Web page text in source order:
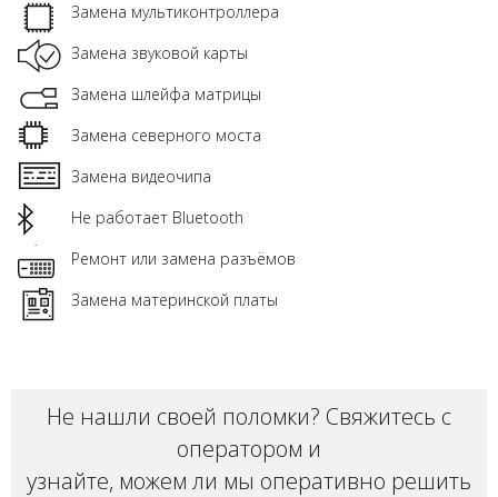
Замена мультиконтроллера
Замена звуковой карты
Замена шлейфа матрицы
Замена северного моста
Замена видеочипа
Не работает Bluetooth
Ремонт или замена разъёмов
Замена материнской платы
Не нашли своей поломки? Свяжитесь с
оператором и
узнайте, можем ли мы оперативно решить